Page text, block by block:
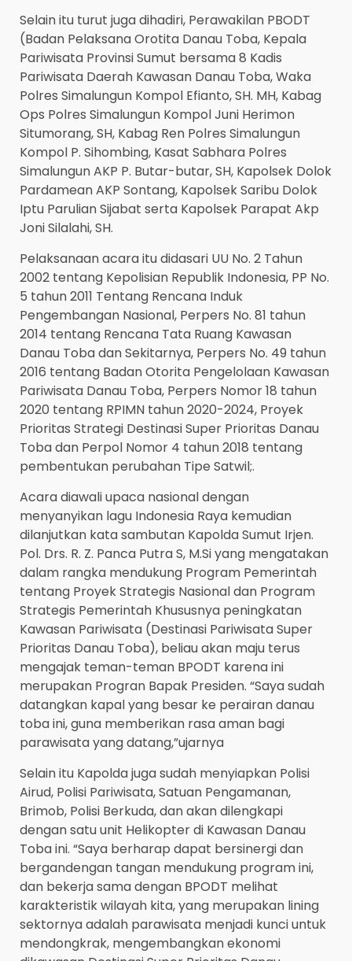
Selain itu turut juga dihadiri, Perawakilan PBODT
(Badan Pelaksana Orotita Danau Toba, Kepala
Pariwisata Provinsi Sumut bersama 8 Kadis
Pariwisata Daerah Kawasan Danau Toba, Waka
Polres Simalungun Kompol Efianto, SH. MH, Kabag
Ops Polres Simalungun Kompol Juni Herimon
Situmorang, SH, Kabag Ren Polres Simalungun
Kompol P. Sihombing, Kasat Sabhara Polres
Simalungun AKP P. Butar-butar, SH, Kapolsek Dolok
Pardamean AKP Sontang, Kapolsek Saribu Dolok
Iptu Parulian Sijabat serta Kapolsek Parapat Akp
Joni Silalahi, SH.
Pelaksanaan acara itu didasari UU No. 2 Tahun
2002 tentang Kepolisian Republik Indonesia, PP No.
5 tahun 2011 Tentang Rencana Induk
Pengembangan Nasional, Perpers No. 81 tahun
2014 tentang Rencana Tata Ruang Kawasan
Danau Toba dan Sekitarnya, Perpers No. 49 tahun
2016 tentang Badan Otorita Pengelolaan Kawasan
Pariwisata Danau Toba, Perpers Nomor 18 tahun
2020 tentang RPIMN tahun 2020-2024, Proyek
Prioritas Strategi Destinasi Super Prioritas Danau
Toba dan Perpol Nomor 4 tahun 2018 tentang
pembentukan perubahan Tipe Satwil;.
Acara diawali upaca nasional dengan
menyanyikan lagu Indonesia Raya kemudian
dilanjutkan kata sambutan Kapolda Sumut Irjen.
Pol. Drs. R. Z. Panca Putra S, M.Si yang mengatakan
dalam rangka mendukung Program Pemerintah
tentang Proyek Strategis Nasional dan Program
Strategis Pemerintah Khususnya peningkatan
Kawasan Pariwisata (Destinasi Pariwisata Super
Prioritas Danau Toba), beliau akan maju terus
mengajak teman-teman BPODT karena ini
merupakan Progran Bapak Presiden. “Saya sudah
datangkan kapal yang besar ke perairan danau
toba ini, guna memberikan rasa aman bagi
parawisata yang datang,”ujarnya
Selain itu Kapolda juga sudah menyiapkan Polisi
Airud, Polisi Pariwisata, Satuan Pengamanan,
Brimob, Polisi Berkuda, dan akan dilengkapi
dengan satu unit Helikopter di Kawasan Danau
Toba ini. “Saya berharap dapat bersinergi dan
bergandengan tangan mendukung program ini,
dan bekerja sama dengan BPODT melihat
karakteristik wilayah kita, yang merupakan lining
sektornya adalah parawisata menjadi kunci untuk
mendongkrak, mengembangkan ekonomi